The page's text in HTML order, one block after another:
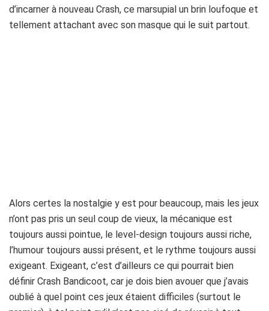
d’incarner à nouveau Crash, ce marsupial un brin loufoque et
tellement attachant avec son masque qui le suit partout.
Alors certes la nostalgie y est pour beaucoup, mais les jeux
n’ont pas pris un seul coup de vieux, la mécanique est
toujours aussi pointue, le level-design toujours aussi riche,
l’humour toujours aussi présent, et le rythme toujours aussi
exigeant. Exigeant, c’est d’ailleurs ce qui pourrait bien
définir Crash Bandicoot, car je dois bien avouer que j’avais
oublié à quel point ces jeux étaient difficiles (surtout le